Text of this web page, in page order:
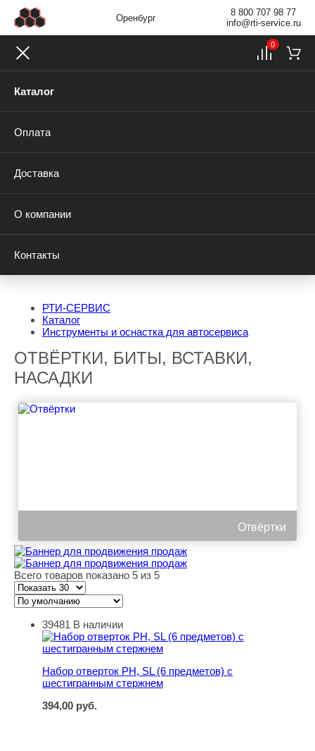
Оренбург
8 800 707 98 77
info@rti-service.ru
Каталог
Оплата
Доставка
О компании
Контакты
0
РТИ-СЕРВИС
Каталог
Инструменты и оснастка для автосервиса
ОТВЁРТКИ, БИТЫ, ВСТАВКИ,
НАСАДКИ
Отвёртки
Всего товаров показано 5 из 5
Набор отверток РН, SL (6 предметов) с шестигранным
39481 В наличии
Набор отверток РН, SL (6 предметов) с
шестигранным стержнем
394,00 руб.